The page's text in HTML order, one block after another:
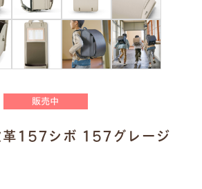
販売中
革157シボ 157グレージ
筆記体
ください。